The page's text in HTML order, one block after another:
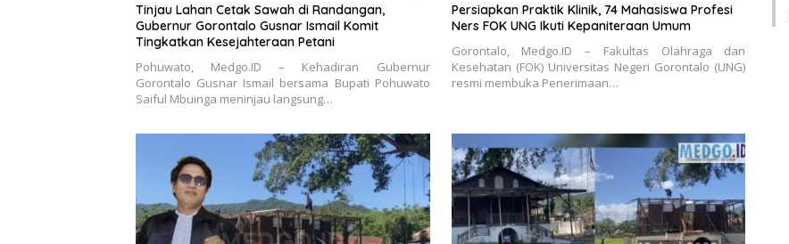
Tinjau Lahan Cetak Sawah di Randangan,
Gubernur Gorontalo Gusnar Ismail Komit
Tingkatkan Kesejahteraan Petani
Pohuwato, Medgo.ID – Kehadiran Gubernur
Gorontalo Gusnar Ismail bersama Bupati Pohuwato
Saiful Mbuinga meninjau langsung…
Persiapkan Praktik Klinik, 74 Mahasiswa Profesi
Ners FOK UNG Ikuti Kepaniteraan Umum
Gorontalo, Medgo.ID – Fakultas Olahraga dan
Kesehatan (FOK) Universitas Negeri Gorontalo (UNG)
resmi membuka Penerimaan…